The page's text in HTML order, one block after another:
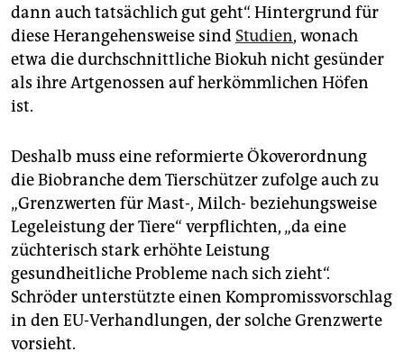
dann auch tatsächlich gut geht“. Hintergrund für
diese Herangehensweise sind Studien, wonach
etwa die durchschnittliche Biokuh nicht gesünder
als ihre Artgenossen auf herkömmlichen Höfen
ist.
Deshalb muss eine reformierte Ökoverordnung
die Biobranche dem Tierschützer zufolge auch zu
„Grenzwerten für Mast-, Milch- beziehungsweise
Legeleistung der Tiere“ verpflichten, „da eine
züchterisch stark erhöhte Leistung
gesundheitliche Probleme nach sich zieht“.
Schröder unterstützte einen Kompromissvorschlag
in den EU-Verhandlungen, der solche Grenzwerte
vorsieht.